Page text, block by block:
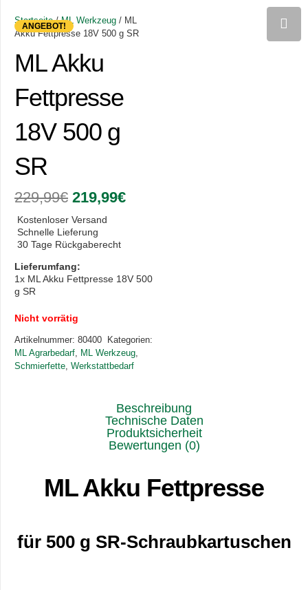
ANGEBOT!
Startseite/ML Werkzeug / ML
Akku Fettpresse 18V 500 g SR
ML Akku
Fettpresse
18V 500 g
SR
229,99€ Ursprünglicher
Preis
war:
229,99€
219,99€Aktueller
Kostenloser Versand
Schnelle Lieferung
30 Tage Rückgaberecht
Lieferumfang:
1x ML Akku Fettpresse 18V 500
g SR
Nicht vorrätig
Artikelnummer: 80400
Kategorien:
ML Agrarbedarf, ML Werkzeug,
Schmierfette, Werkstattbedarf
Beschreibung
Technische Daten
Produktsicherheit
Bewertungen (0)
ML Akku Fettpresse
für 500 g SR-Schraubkartuschen